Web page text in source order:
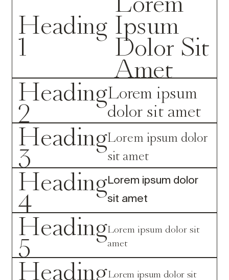
Heading
1
Ipsum
Dolor Sit
Amet
Heading
2
Lorem ipsum
dolor sit amet
Heading
3
Lorem ipsum dolor
sit amet
Heading
4
Lorem ipsum dolor
sit amet
Heading
5
Lorem ipsum dolor sit
amet
HeadingLorem ipsum dolor sit